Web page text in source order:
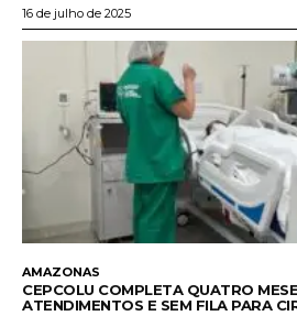
16 de julho de 2025
AMAZONAS
CEPCOLU COMPLETA QUATRO
ATENDIMENTOS E SEM FILA PARA